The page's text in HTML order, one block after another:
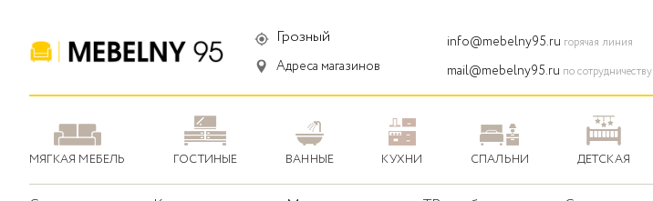
Грозный
Адреса магазинов
info@mebelny95.ru горячая линия
mail@mebelny95.ru по сотрудничеству
МЯГКАЯ МЕБЕЛЬ ГОСТИНЫЕ ВАННЫЕ КУХНИ СПАЛЬНИ ДЕТСКАЯ